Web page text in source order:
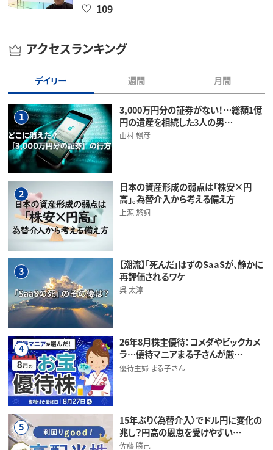
109
アクセスランキング
デイリー 週間 月間
1
3,000万円分の証券がない！…総額1億
円の遺産を相続した3人の男…
山村 暢彦
2
日本の資産形成の弱点は「株安×円
高」。為替介入から考える備え方
上源 悠詞
3
【潮流】「死んだ」はずのSaaSが、静かに
再評価されるワケ
呉 太淳
4
26年8月株主優待：コメダやビックカメ
ラ…優待マニアまる子さんが厳…
優待主婦 まる子さん
5
15年ぶり〈為替介入〉でドル円に変化の
兆し？円高の恩恵を受けやすい…
佐藤 勝己